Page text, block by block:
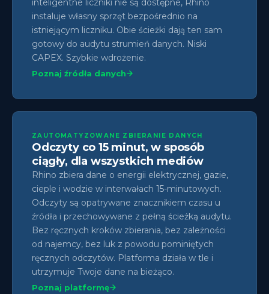
inteligentne liczniki nie są dostępne, Rhino
instaluje własny sprzęt bezpośrednio na
istniejącym liczniku. Obie ścieżki dają ten sam
gotowy do audytu strumień danych. Niski
CAPEX. Szybkie wdrożenie.
Poznaj źródła danych
ZAUTOMATYZOWANE ZBIERANIE DANYCH
Odczyty co 15 minut, w sposób
ciągły, dla wszystkich mediów
Rhino zbiera dane o energii elektrycznej, gazie,
cieple i wodzie w interwałach 15-minutowych.
Odczyty są opatrywane znacznikiem czasu u
źródła i przechowywane z pełną ścieżką audytu.
Bez ręcznych kroków zbierania, bez zależności
od najemcy, bez luk z powodu pominiętych
ręcznych odczytów. Platforma działa w tle i
utrzymuje Twoje dane na bieżąco.
Poznaj platformę